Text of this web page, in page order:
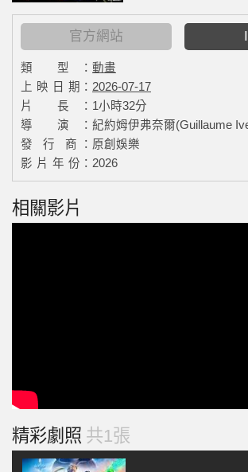
官方網站
類 型： 動畫
上 映 日 期： 2026-07-17
片 長： 1小時32分
導 演： 紀約姆伊弗奈爾(Guillaume
發 行 商： 原創娛樂
影 片 年 份： 2026
相關影片
精彩劇照 共1張